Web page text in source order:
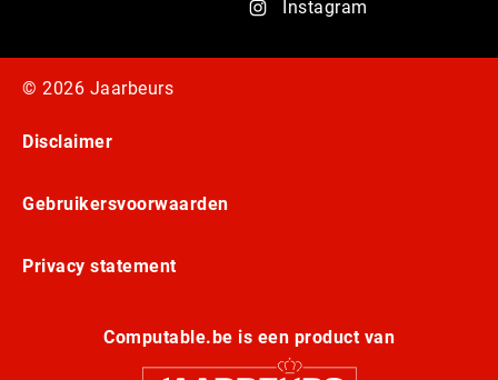
Instagram
© 2026 Jaarbeurs
Disclaimer
Gebruikersvoorwaarden
Privacy statement
Computable.be is een product van